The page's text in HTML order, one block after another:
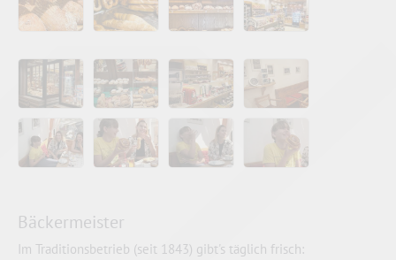
Bäckermeister
Im Traditionsbetrieb (seit 1843) gibt's täglich frisch: